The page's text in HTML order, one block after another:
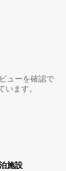
ューを確認で
ます。
施⁠設